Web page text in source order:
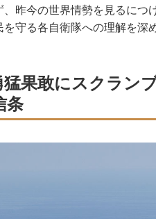
、昨今の世界情勢を見るに
守る各自衛隊への理解を深
果敢にスクラン
条